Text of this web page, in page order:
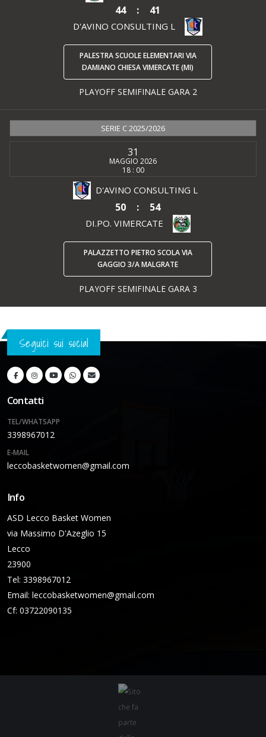
44 : 41
D'AVINO CONSULTING L
PALESTRA SCUOLE ELEMENTARI VIA
DAMIANO CHIESA VIMERCATE (MI)
PLAYOFF SEMIFINALE GARA 2
SERIE C 2025/2026
31
MAGGIO 2026
18 : 00
D'AVINO CONSULTING L
50 : 54
DI.PO. VIMERCATE
PALAZZETTO PIETRO SCOLA VIA
GAGGIO 3/A MALGRATE
PLAYOFF SEMIFINALE GARA 3
Seguici sui social
Contatti
TEL/WHATSAPP
3398967012
E-MAIL
leccobasketwomen@gmail.com
Info
ASD Lecco Basket Women
via Massimo D'Azeglio 15
Lecco
23900
Tel: 3398967012
Email: leccobasketwomen@gmail.com
Cf: 03722090135